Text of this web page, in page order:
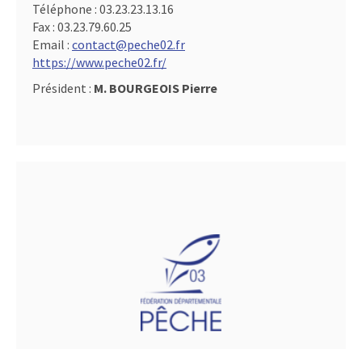
Téléphone : 03.23.23.13.16
Fax : 03.23.79.60.25
Email : contact@peche02.fr
https://www.peche02.fr/
Président : M. BOURGEOIS Pierre